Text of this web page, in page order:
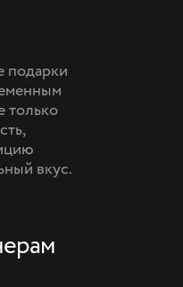
подарки
только
вкус.